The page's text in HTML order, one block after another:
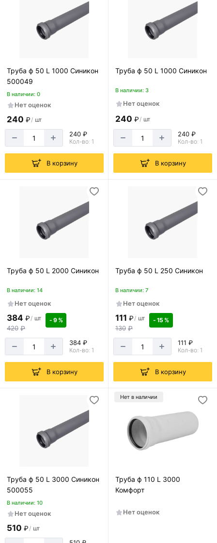
Труба ф 50 L 1000 Синикон
500049
В наличии: 0
Нет оценок
240 ₽/ шт
240 ₽
Кол-во: 1
В корзину
Труба ф 50 L 1000 Синикон
В наличии: 3
Нет оценок
240 ₽ / шт
240 ₽
Кол-во: 1
В корзину
Труба ф 50 L 2000 Синикон
В наличии: 14
Нет оценок
384 ₽/ шт
420 ₽
- 9 %
384 ₽
Кол-во: 1
В корзину
Труба ф 50 L 250 Синикон
В наличии: 7
Нет оценок
111 ₽/ шт
130 ₽
- 15 %
111 ₽
Кол-во: 1
В корзину
Труба ф 50 L 3000 Синикон
500055
В наличии: 10
Нет оценок
510 ₽/ шт
Нет в наличии
Труба ф 110 L 3000
Комфорт
Нет оценок